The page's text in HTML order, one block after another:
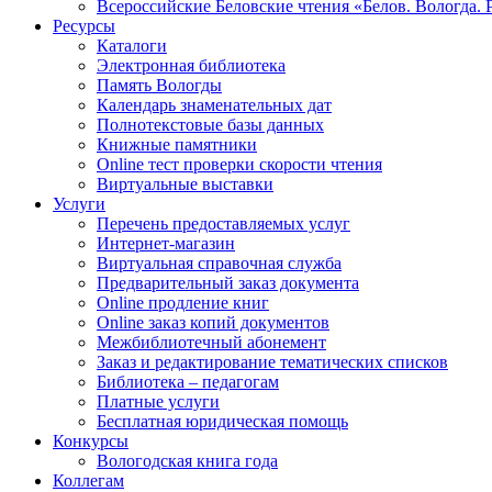
Всероссийские Беловские чтения «Белов. Вологда.
Ресурсы
Каталоги
Электронная библиотека
Память Вологды
Календарь знаменательных дат
Полнотекстовые базы данных
Книжные памятники
Online тест проверки скорости чтения
Виртуальные выставки
Услуги
Перечень предоставляемых услуг
Интернет-магазин
Виртуальная справочная служба
Предварительный заказ документа
Online продление книг
Online заказ копий документов
Межбиблиотечный абонемент
Заказ и редактирование тематических списков
Библиотека – педагогам
Платные услуги
Бесплатная юридическая помощь
Конкурсы
Вологодская книга года
Коллегам